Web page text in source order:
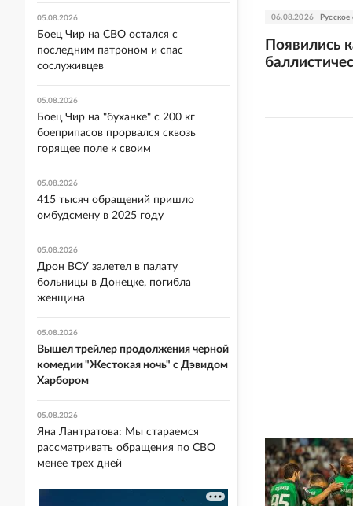
06.08.2026
Появились
05.08.2026
Боец Чир на СВО остался с
последним патроном и спас
сослуживцев
05.08.2026
Боец Чир на "буханке" с 200 кг
боеприпасов прорвался сквозь
горящее поле к своим
05.08.2026
415 тысяч обращений пришло
омбудсмену в 2025 году
05.08.2026
Дрон ВСУ залетел в палату
больницы в Донецке, погибла
женщина
05.08.2026
Вышел трейлер продолжения черной
комедии "Жестокая ночь" с Дэвидом
Харбором
05.08.2026
Яна Лантратова: Мы стараемся
рассматривать обращения по СВО
менее трех дней